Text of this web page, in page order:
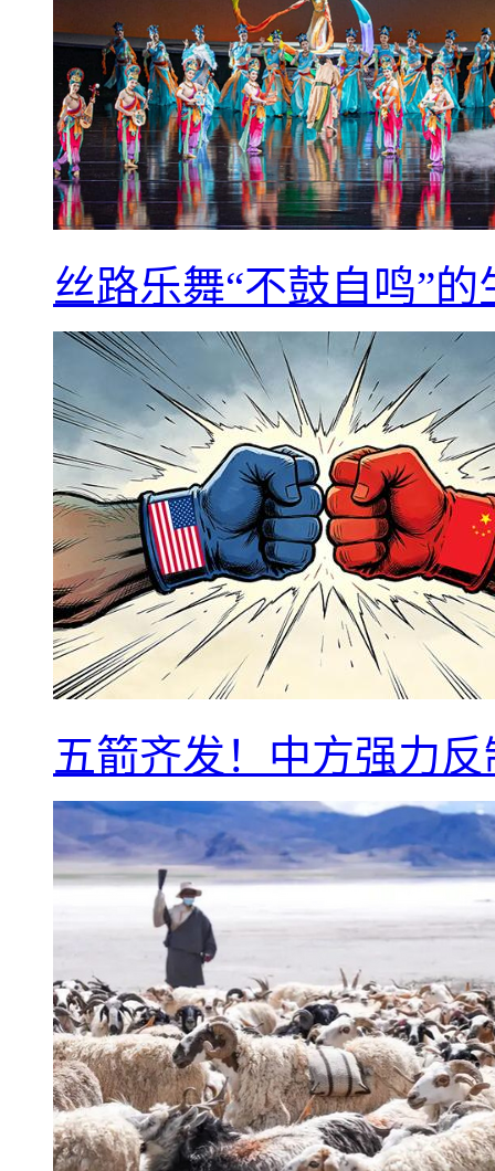
丝路乐舞“不鼓自鸣”
五箭齐发！中方强力